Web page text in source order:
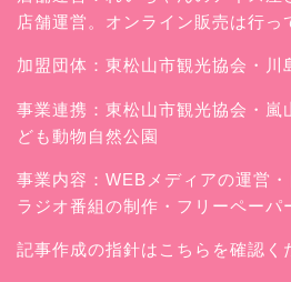
店舗運営。オンライン販売は行っ
加盟団体：東松山市観光協会・川
事業連携：東松山市観光協会・嵐
ども動物自然公園
事業内容：WEBメディアの運営
ラジオ番組の制作・フリーペーパ
記事作成の指針はこちらを確認く